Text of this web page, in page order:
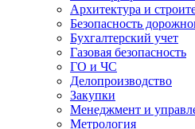
Архитектура и
Безопасность
Бухгалтерский учет
Газовая безопасность
ГО и ЧС
Делопроизводство
Закупки
Менеджмент и
Метрология